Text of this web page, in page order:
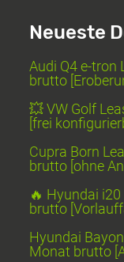
Neueste
Audi Q4 e-tron
brutto
💥 VW Golf
[frei
Cupra Born
brutto [ohne
🔥 Hyundai
brutto
Hyundai
Monat brutto